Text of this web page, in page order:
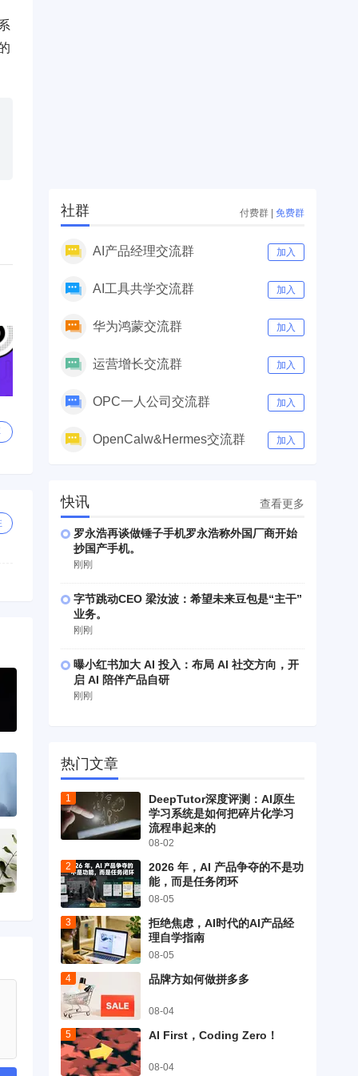
社群 付费群 | 免费群
AI产品经理交流群 加入
AI工具共学交流群 加入
华为鸿蒙交流群 加入
运营增长交流群 加入
OPC一人公司交流群 加入
OpenCalw&Hermes交流群 加入
快讯 查看更多
罗永浩再谈做锤子手机罗永浩称外国厂商开始
抄国产手机。
刚刚
字节跳动CEO 梁汝波：希望未来豆包是“主干”
业务。
刚刚
曝小红书加大 AI 投入：布局 AI 社交方向，开
启 AI 陪伴产品自研
刚刚
热门文章
DeepTutor深度评测：AI原生
学习系统是如何把碎片化学习
流程串起来的
08-02
2026 年，AI 产品争夺的不是功
能，而是任务闭环
08-05
拒绝焦虑，AI时代的AI产品经
理自学指南
08-05
品牌方如何做拼多多
08-04
AI First，Coding Zero！
08-04